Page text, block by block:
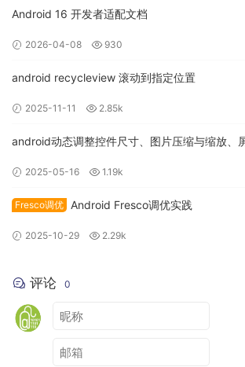
实际方案设计过程中我改造了一下，状态正
将终态用不同的形状(这里用椭圆)来表示。这
数据表设计
在数据表设计时，要至少考虑数据类型、是
和索引设计。比如对于钱什么的，需要用
精确到多少位，要根据业务理解来定。对于
加密如果是md5的，可以用char，而不用
Android 16 开发者适配文档
2026-04-08 930
android recycleview 滚动到指定位置
2025-11-11 2.85k
android动态调整控件尺寸、图片压缩与缩放、
2025-05-16 1.19k
Fresco调优 Android Fresco调优实践
2025-10-29 2.29k
评论 0